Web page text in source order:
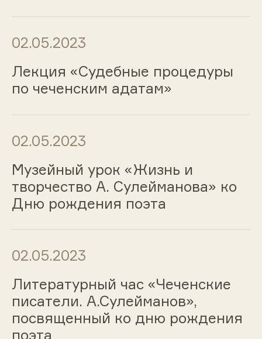
02.05.2023
Лекция «Судебные процедуры
по чеченским адатам»
02.05.2023
Музейный урок «Жизнь и
творчество А. Сулейманова» ко
Дню рождения поэта
02.05.2023
Литературный час «Чеченские
писатели. А.Сулейманов»,
посвященный ко дню рождения
поэта